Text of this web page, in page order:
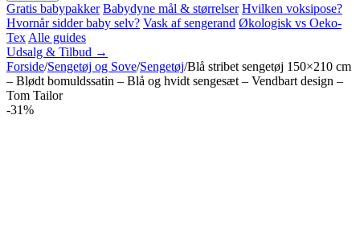
Gratis babypakker Babydyne mål & størrelser Hvilken voksipose?
Hvornår sidder baby selv? Vask af sengerand Økologisk vs Oeko-
Tex Alle guides
Udsalg & Tilbud →
Forside/Sengetøj og Sove/Sengetøj/Blå stribet sengetøj 150×210 cm
– Blødt bomuldssatin – Blå og hvidt sengesæt – Vendbart design –
Tom Tailor
-31%